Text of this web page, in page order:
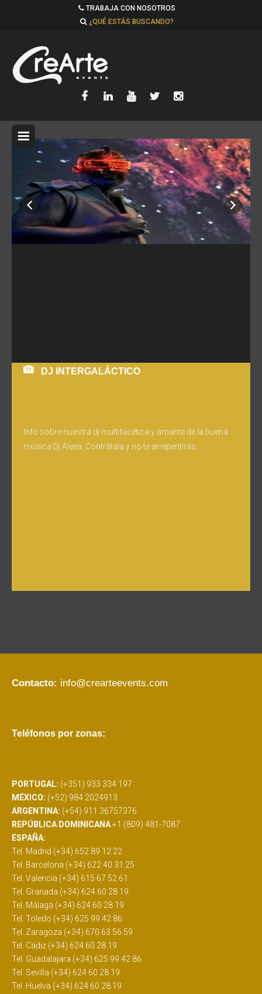
TRABAJA CON NOSOTROS
¿QUÉ ESTÁS BUSCANDO?
DJ INTERGALÁCTICO
Info sobre nuestra dj multifacética y amante de la buena
música Dj Aleea. Contrátala y no te arrepentirás.
Contacto: info@crearteevents.com
Teléfonos por zonas:
PORTUGAL: (+351) 933 334 197
MÉXICO: (+52) 984 2024913
ARGENTINA: (+54) 911 36757376
REPÚBLICA DOMINICANA+1 (809) 481-7087
ESPAÑA:
Tel. Madrid (+34) 652 89 12 22
Tel. Barcelona (+34) 622 40 31 25
Tel. Valencia (+34) 615 67 52 61
Tel. Granada (+34) 624 60 28 19
Tel. Málaga (+34) 624 60 28 19
Tel. Toledo (+34) 625 99 42 86
Tel. Zaragoza (+34) 670 63 56 59
Tel. Cádiz (+34) 624 60 28 19
Tel. Guadalajara (+34) 625 99 42 86
Tel. Sevilla (+34) 624 60 28 19
Tel. Huelva (+34) 624 60 28 19